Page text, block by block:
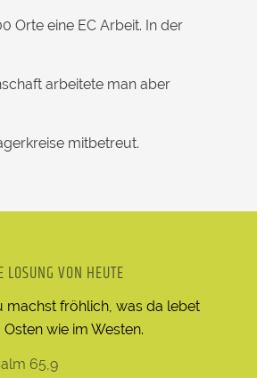
Orte eine EC Arbeit. In der
arbeitete man aber
mitbetreut.
LOSUNG VON HEUTE
machst fröhlich, was da lebet
Osten wie im Westen.
65,9